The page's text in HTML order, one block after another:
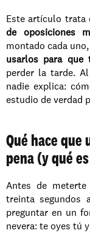
Este artículo trata
de oposiciones
montado cada
usarlos para que
perder la tarde.
nadie explica:
estudio de verdad
Qué hace que
pena (y qué
Antes de
treinta segundos
preguntar en un
nevera: te oyes tú